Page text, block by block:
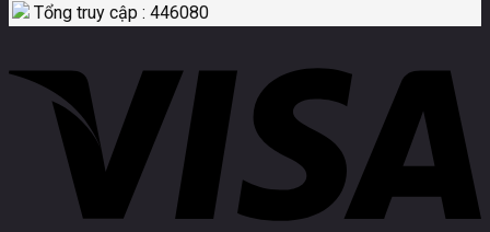
Tổng truy cập : 446080